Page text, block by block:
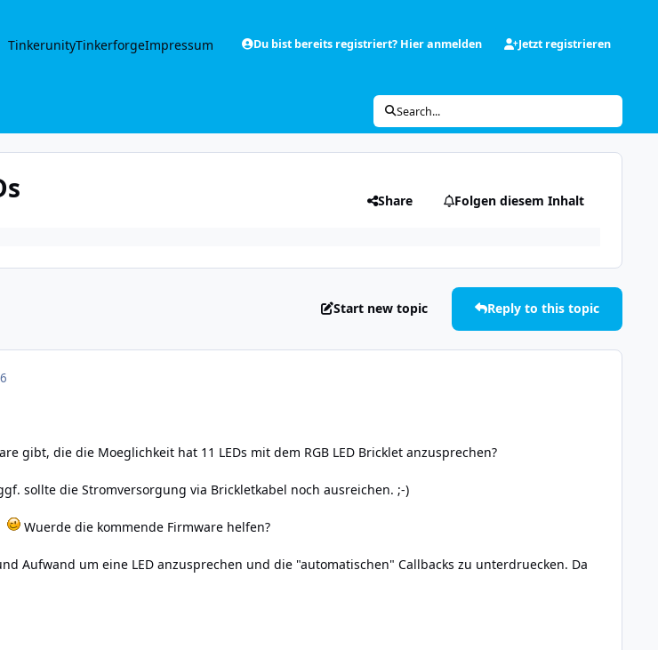
TinkerunityTinkerforgeImpressum Du bist bereits registriert? Hier anmelden Jetzt registrieren
Search...
Share Folgen diesem Inhalt
Start new topic Reply to this topic
gibt, die die Moeglichkeit hat 11 LEDs mit dem RGB LED Bricklet anzusprechen?
sollte die Stromversorgung via Brickletkabel noch ausreichen. ;-)
Wuerde die kommende Firmware helfen?
Aufwand um eine LED anzusprechen und die "automatischen" Callbacks zu unterdruecken. Da